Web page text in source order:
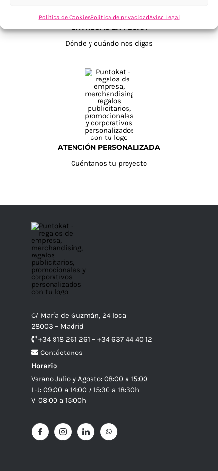
Política de CookiesPolítica de privacidadAviso Legal
ENTREGAS EN FECHA
Dónde y cuándo nos digas
ATENCIÓN PERSONALIZADA
Cuéntanos tu proyecto
C/ María de Guzmán, 24 local
28003 – Madrid
+34 918 261 261 – +34 637 44 40 12
Contáctanos
Horario
Verano Julio y Agosto: 08:00 a 15:00
L-J: 09:00 a 14:00 / 15:30 a 18:30h
V: 08:00 a 15:00h